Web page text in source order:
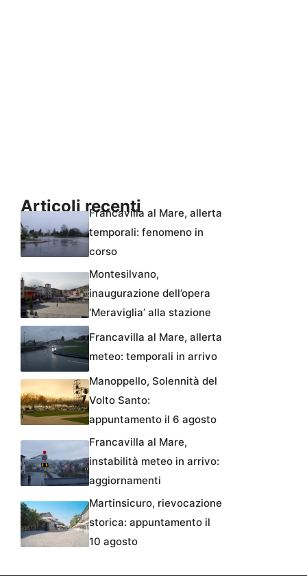
Articoli recentiFrancavilla al Mare, allerta
temporali: fenomeno in
corso
Montesilvano,
inaugurazione dell’opera
‘Meraviglia’ alla stazione
Francavilla al Mare, allerta
meteo: temporali in arrivo
Manoppello, Solennità del
Volto Santo:
appuntamento il 6 agosto
Francavilla al Mare,
instabilità meteo in arrivo:
aggiornamenti
Martinsicuro, rievocazione
storica: appuntamento il
10 agosto